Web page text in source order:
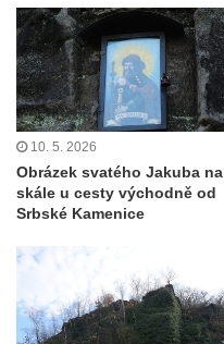
10. 5. 2026
Obrázek svatého Jakuba na
skále u cesty východně od
Srbské Kamenice